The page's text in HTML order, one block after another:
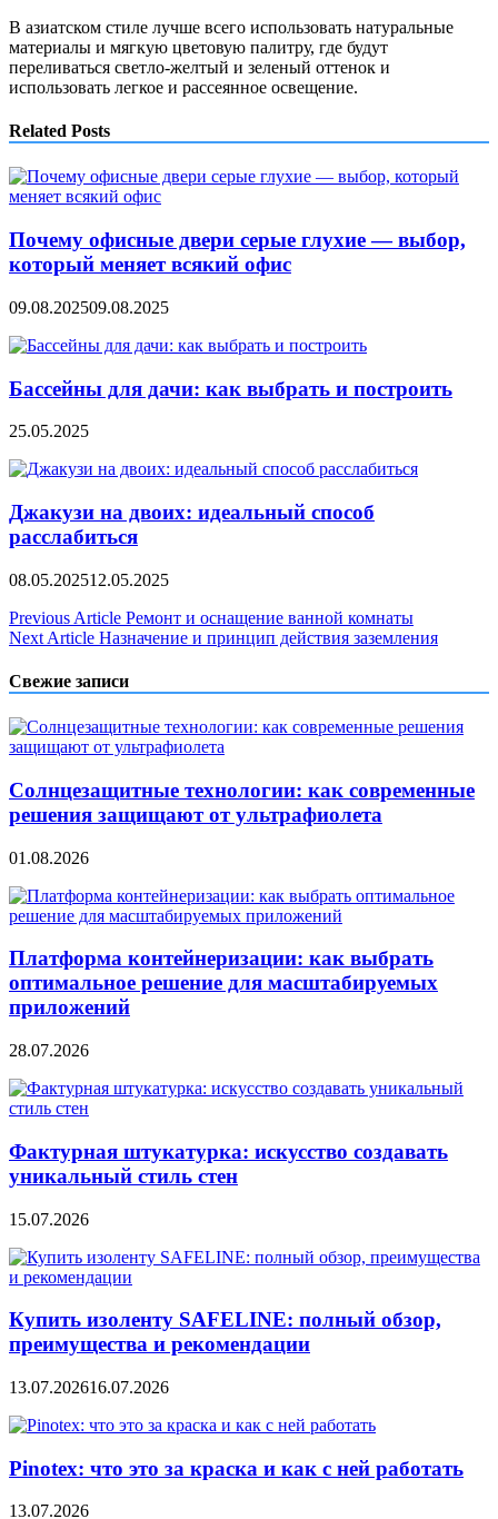
В азиатском стиле лучше всего использовать натуральные
материалы и мягкую цветовую палитру, где будут
переливаться светло-желтый и зеленый оттенок и
использовать легкое и рассеянное освещение.
Related Posts
Почему офисные двери серые глухие — выбор,
который меняет всякий офис
09.08.202509.08.2025
Бассейны для дачи: как выбрать и построить
25.05.2025
Джакузи на двоих: идеальный способ
расслабиться
08.05.202512.05.2025
Навигация
по
записям
Previous Article Ремонт и оснащение ванной комнаты
Next Article Назначение и принцип действия заземления
Свежие записи
Солнцезащитные технологии: как современные
решения защищают от ультрафиолета
01.08.2026
Платформа контейнеризации: как выбрать
оптимальное решение для масштабируемых
приложений
28.07.2026
Фактурная штукатурка: искусство создавать
уникальный стиль стен
15.07.2026
Купить изоленту SAFELINE: полный обзор,
преимущества и рекомендации
13.07.202616.07.2026
Pinotex: что это за краска и как с ней работать
13.07.2026